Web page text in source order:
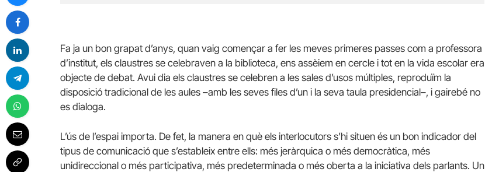
Fa ja un bon grapat d’anys, quan vaig començar a fer les meves primeres passes com a professora
d’institut, els claustres se celebraven a la biblioteca, ens assèiem en cercle i tot en la vida escolar era
objecte de debat. Avui dia els claustres se celebren a les sales d’usos múltiples, reproduïm la
disposició tradicional de les aules –amb les seves files d’un i la seva taula presidencial–, i gairebé no
es dialoga.
L’ús de l’espai importa. De fet, la manera en què els interlocutors s’hi situen és un bon indicador del
tipus de comunicació que s’estableix entre ells: més jeràrquica o més democràtica, més
unidireccional o més participativa, més predeterminada o més oberta a la iniciativa dels parlants. Un